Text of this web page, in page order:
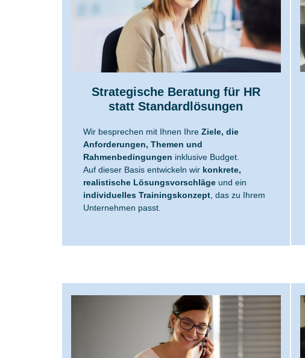
Strategische Beratung für HR
statt Standardlösungen
Wir besprechen mit Ihnen Ihre Ziele, die
Anforderungen, Themen und
Rahmenbedingungen inklusive Budget.
Auf dieser Basis entwickeln wir konkrete,
realistische Lösungsvorschläge und ein
individuelles Trainingskonzept , das zu Ihrem
Unternehmen passt.